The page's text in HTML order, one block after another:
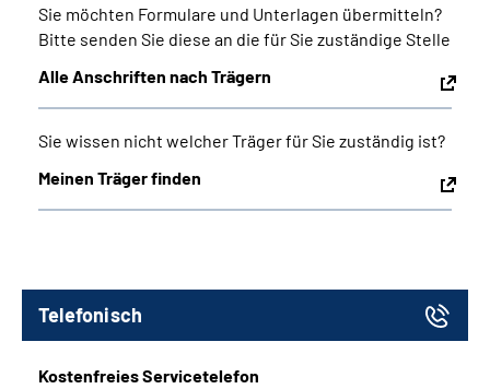
Sie möchten Formulare und Unterlagen übermitteln?
Bitte senden Sie diese an die für Sie zuständige Stelle
Alle Anschriften nach Trägern
Sie wissen nicht welcher Träger für Sie zuständig ist?
Meinen Träger finden
Telefonisch
Kostenfreies Servicetelefon